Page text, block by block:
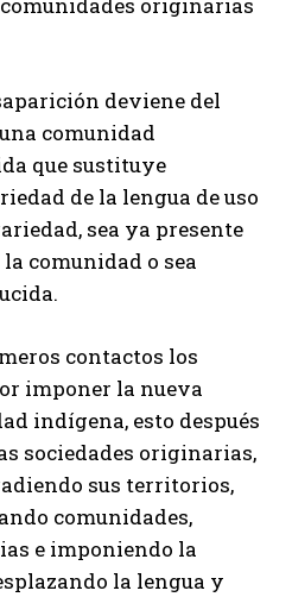
originarias
deviene del
comunidad
que sustituye
de la lengua de uso
sea ya presente
comunidad o sea
contactos los
imponer la nueva
indígena, esto después
sociedades originarias,
sus territorios,
comunidades,
e imponiendo la
la lengua y